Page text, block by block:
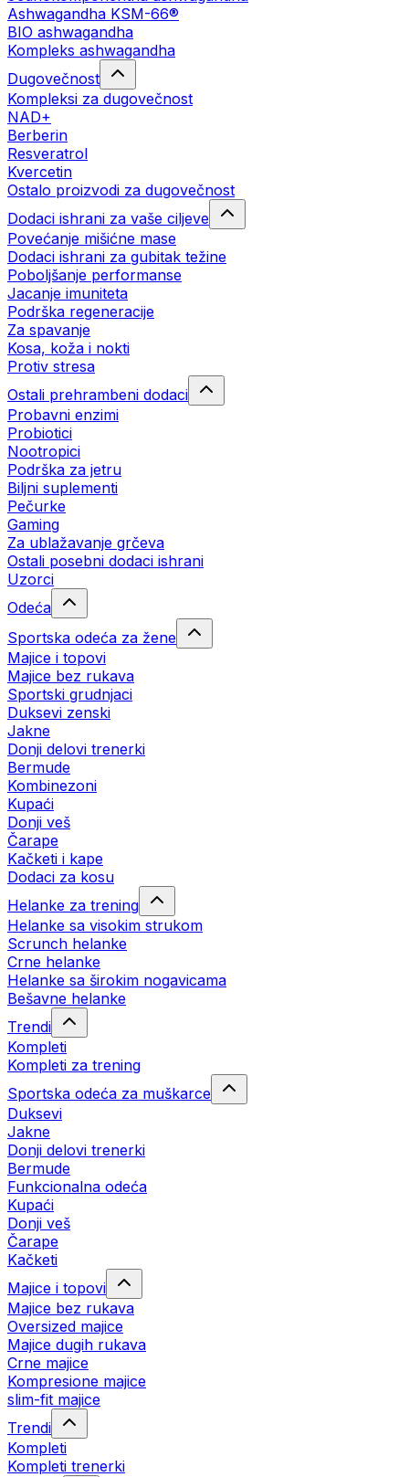
Ashwagandha KSM-66®
BIO ashwagandha
Kompleks ashwagandha
Dugovečnost
Kompleksi za dugovečnost
NAD+
Berberin
Resveratrol
Kvercetin
Ostalo proizvodi za dugovečnost
Dodaci ishrani za vaše ciljeve
Povećanje mišićne mase
Dodaci ishrani za gubitak težine
Poboljšanje performanse
Jacanje imuniteta
Podrška regeneracije
Za spavanje
Kosa, koža i nokti
Protiv stresa
Ostali prehrambeni dodaci
Probavni enzimi
Probiotici
Nootropici
Podrška za jetru
Biljni suplementi
Pečurke
Gaming
Za ublažavanje grčeva
Ostali posebni dodaci ishrani
Uzorci
Odeća
Sportska odeća za žene
Majice i topovi
Majice bez rukava
Sportski grudnjaci
Duksevi zenski
Jakne
Donji delovi trenerki
Bermude
Kombinezoni
Kupaći
Donji veš
Čarape
Kačketi i kape
Dodaci za kosu
Helanke za trening
Helanke sa visokim strukom
Scrunch helanke
Crne helanke
Helanke sa širokim nogavicama
Bešavne helanke
Trendi
Kompleti
Kompleti za trening
Sportska odeća za muškarce
Duksevi
Jakne
Donji delovi trenerki
Bermude
Funkcionalna odeća
Kupaći
Donji veš
Čarape
Kačketi
Majice i topovi
Majice bez rukava
Oversized majice
Majice dugih rukava
Crne majice
Kompresione majice
slim-fit majice
Trendi
Kompleti
Kompleti trenerki